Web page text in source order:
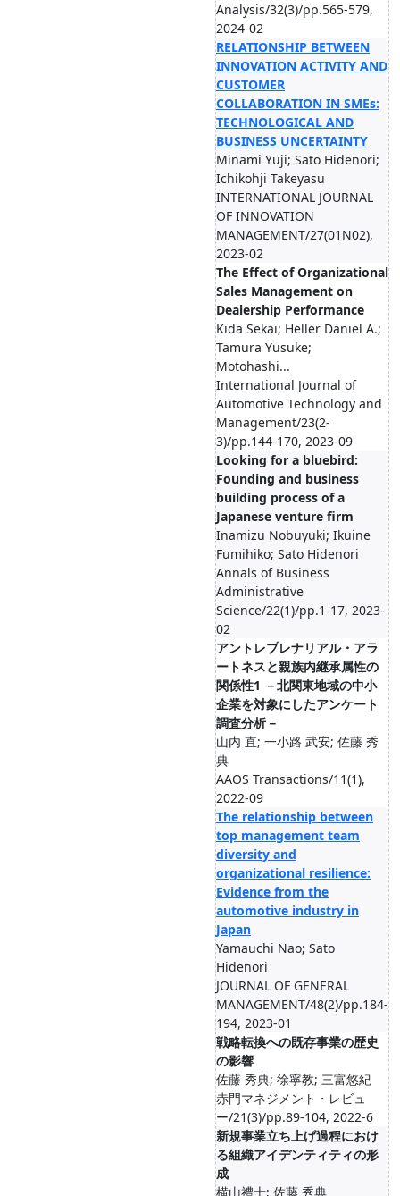
Analysis/32(3)/pp.565-579,
2024-02
RELATIONSHIP BETWEEN
INNOVATION ACTIVITY AND
CUSTOMER
COLLABORATION IN SMEs:
TECHNOLOGICAL AND
BUSINESS UNCERTAINTY
Minami Yuji; Sato Hidenori;
Ichikohji Takeyasu
INTERNATIONAL JOURNAL
OF INNOVATION
MANAGEMENT/27(01N02),
2023-02
The Effect of Organizational
Sales Management on
Dealership Performance
Kida Sekai; Heller Daniel A.;
Tamura Yusuke;
Motohashi...
International Journal of
Automotive Technology and
Management/23(2-
3)/pp.144-170, 2023-09
Looking for a bluebird:
Founding and business
building process of a
Japanese venture firm
Inamizu Nobuyuki; Ikuine
Fumihiko; Sato Hidenori
Annals of Business
Administrative
Science/22(1)/pp.1-17, 2023-
02
アントレプレナリアル・アラ
ートネスと親族内継承属性の
関係性1 －北関東地域の中小
企業を対象にしたアンケート
調査分析－
山内 直; 一小路 武安; 佐藤 秀
典
AAOS Transactions/11(1),
2022-09
The relationship between
top management team
diversity and
organizational resilience:
Evidence from the
automotive industry in
Japan
Yamauchi Nao; Sato
Hidenori
JOURNAL OF GENERAL
MANAGEMENT/48(2)/pp.184-
194, 2023-01
戦略転換への既存事業の歴史
の影響
佐藤 秀典; 徐寧教; 三富悠紀
赤門マネジメント・レビュ
ー/21(3)/pp.89-104, 2022-6
新規事業立ち上げ過程におけ
る組織アイデンティティの形
成
横山禮士; 佐藤 秀典